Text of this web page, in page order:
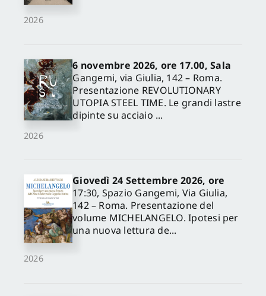
2026
2026
6 novembre 2026, ore 17.00, Sala
Gangemi, via Giulia, 142 – Roma.
Presentazione REVOLUTIONARY
UTOPIA STEEL TIME. Le grandi lastre
dipinte su acciaio ...
2026
Giovedì 24 Settembre 2026, ore
17:30, Spazio Gangemi, Via Giulia,
142 – Roma. Presentazione del
volume MICHELANGELO. Ipotesi per
una nuova lettura de...